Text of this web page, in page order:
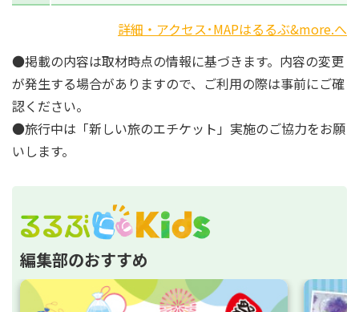
詳細・アクセス･MAPはるるぶ&more.へ
●掲載の内容は取材時点の情報に基づきます。内容の変更
が発生する場合がありますので、ご利用の際は事前にご確
認ください。
●旅行中は「新しい旅のエチケット」実施のご協力をお願
いします。
編集部のおすすめ